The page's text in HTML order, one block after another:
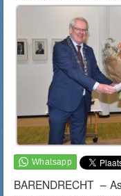
BARENDRECHT –